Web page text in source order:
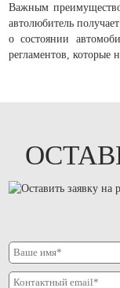
Важным
автолюбитель
о состоянии
регламентов, которые